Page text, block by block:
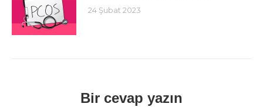
24 Şubat 2023
Bir cevap yazın